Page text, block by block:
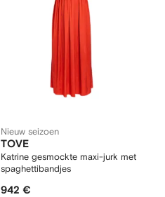
Nieuw seizoen
TOVE
Katrine gesmockte maxi-jurk met
spaghettibandjes
942 €